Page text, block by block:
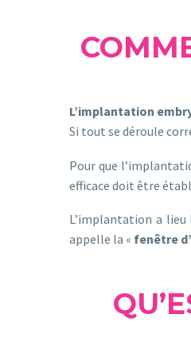
L’implantation
Si tout se déroule
Pour que
efficace doit être
L’implantation a lieu
appelle la « fenêtre